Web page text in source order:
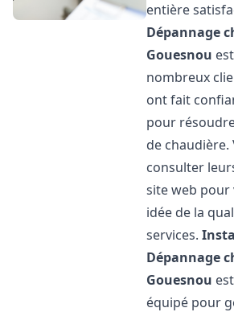
entière
Dépannage
Gouesnou
nombreux
ont fait
pour
de chaudière.
consulter
site web pour
idée de la
services.
Dépannage
Gouesnou
équipé pour